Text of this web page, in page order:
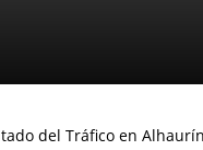
del Tráfico en